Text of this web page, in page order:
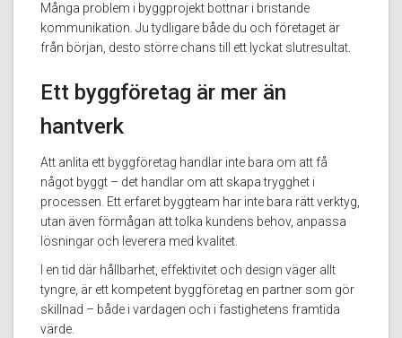
Många problem i byggprojekt bottnar i bristande
kommunikation. Ju tydligare både du och företaget är
från början, desto större chans till ett lyckat slutresultat.
Ett byggföretag är mer än
hantverk
Att anlita ett byggföretag handlar inte bara om att få
något byggt – det handlar om att skapa trygghet i
processen. Ett erfaret byggteam har inte bara rätt verktyg,
utan även förmågan att tolka kundens behov, anpassa
lösningar och leverera med kvalitet.
I en tid där hållbarhet, effektivitet och design väger allt
tyngre, är ett kompetent byggföretag en partner som gör
skillnad – både i vardagen och i fastighetens framtida
värde.